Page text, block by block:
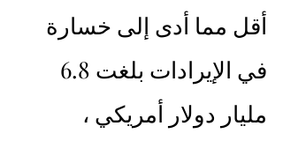
أقل مما أدى إلى خسارة
مليار دولار أمريكي ،